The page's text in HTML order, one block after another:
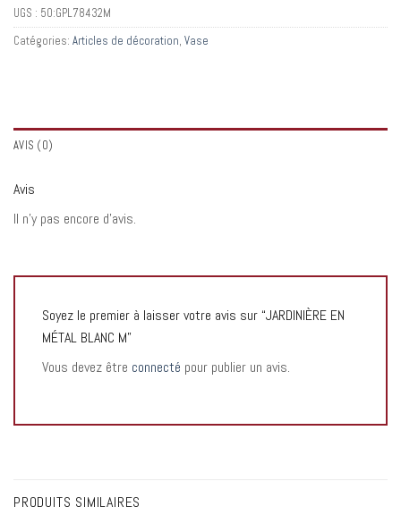
UGS : 50:GPL78432M
Catégories: Articles de décoration, Vase
AVIS (0)
Avis
Il n’y pas encore d’avis.
Soyez le premier à laisser votre avis sur “JARDINIÈRE EN
MÉTAL BLANC M”
Vous devez être connecté pour publier un avis.
PRODUITS SIMILAIRES